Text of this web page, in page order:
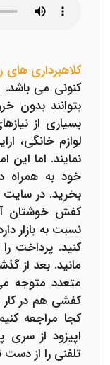
کلاهبرداری های
کنونی می
بتوانند بدون
بسیاری از
لوازم خانگی،
نمایند. اما این
خود به
بخرید. در
کفش خوشتان
نسبت به بازار
کنید. پرداخت
مانید. بعد از
متعدد متوجه
کفشی هم در
کجا مراجعه
اپیزود از
تلفنی را از دست